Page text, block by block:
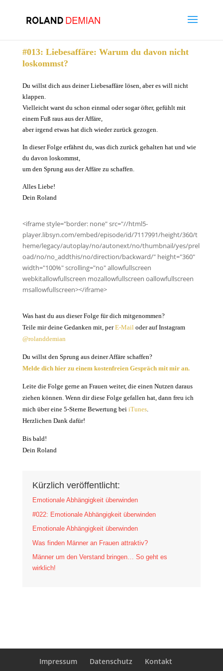
#013: Liebesaffäre: Warum du davon nicht
loskommst?
Du willst dich aus deiner Liebesaffäre lösen, aber es will nicht
klappen.
Vielleicht warst du schon einmal oder sogar öfter, gefühlt mit
einem Fuß raus aus der Affäre,
aber irgend etwas hat dich wieder zurück gezogen.
In dieser Folge erfährst du, was dich zurück gehalten hat und wie
du davon loskommst,
um den Sprung aus der Affäre zu schaffen.
Alles Liebe!
Dein Roland
<iframe style="border: none" src="//html5-
player.libsyn.com/embed/episode/id/7117991/height/360/t
heme/legacy/autoplay/no/autonext/no/thumbnail/yes/prel
oad/no/no_addthis/no/direction/backward/" height="360"
width="100%" scrolling="no" allowfullscreen
webkitallowfullscreen mozallowfullscreen oallowfullscreen
msallowfullscreen></iframe>
Was hast du aus dieser Folge für dich mitgenommen?
Teile mir deine Gedanken mit, perE-Mailoder auf Instagram
@rolanddemian
Du willst den Sprung aus deiner Affäre schaffen?
Melde dich hier zu einem kostenfreien Gespräch mit mir an.
Leite die Folge gerne an Frauen weiter, die einen Nutzen daraus
ziehen können. Wenn dir diese Folge gefallen hat, dann freu ich
mich über eine 5-Sterne Bewertung bei iTunes.
Herzlichen Dank dafür!
Bis bald!
Dein Roland
Kürzlich veröffentlicht:
Emotionale Abhängigkeit überwinden
#022: Emotionale Abhängigkeit überwinden
Emotionale Abhängigkeit überwinden
Was finden Männer an Frauen attraktiv?
Männer um den Verstand bringen… So geht es
wirklich!
Impressum Datenschutz Kontakt